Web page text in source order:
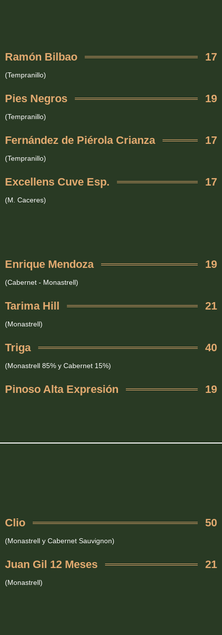
Ramón Bilbao 17
(Tempranillo)
Pies Negros 19
(Tempranillo)
Fernández de Piérola Crianza 17
(Tempranillo)
Excellens Cuve Esp. 17
(M. Caceres)
Enrique Mendoza 19
(Cabernet - Monastrell)
Tarima Hill 21
(Monastrell)
Triga 40
(Monastrell 85% y Cabernet 15%)
Pinoso Alta Expresión 19
Clio 50
(Monastrell y Cabernet Sauvignon)
Juan Gil 12 Meses 21
(Monastrell)